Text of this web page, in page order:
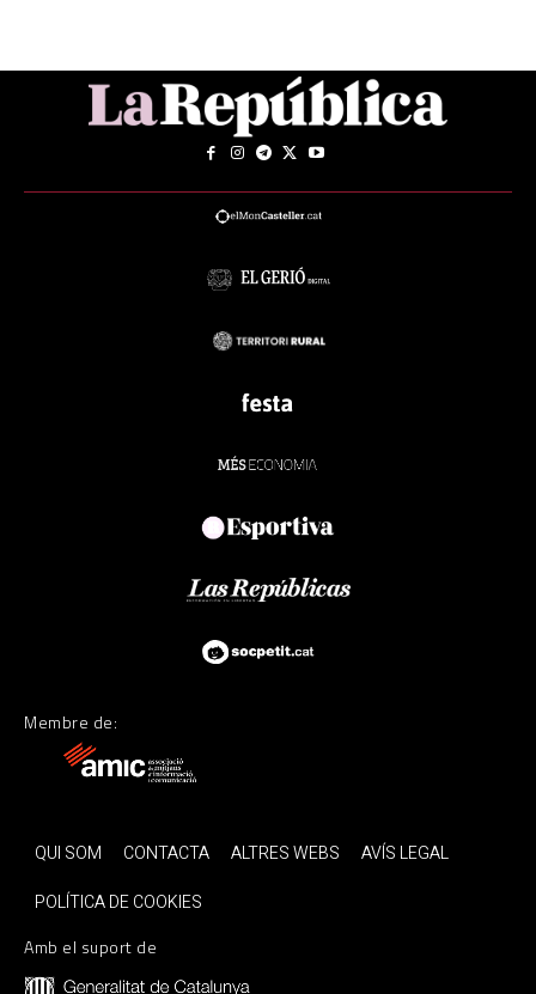
Membre de:
QUI SOM CONTACTA ALTRES WEBS
AVÍS LEGAL
POLÍTICA DE COOKIES
Amb el suport de